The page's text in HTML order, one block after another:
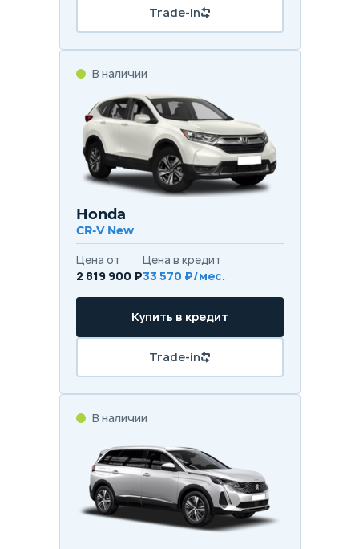
Trade-in
В наличии
Honda
CR-V New
Цена от
2 819 900 ₽
Цена в кредит
33 570 ₽/мес.
Купить в кредит
Trade-in
В наличии